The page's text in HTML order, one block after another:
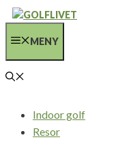
Hoppa
innehållMENY
Indoor golf
Resor